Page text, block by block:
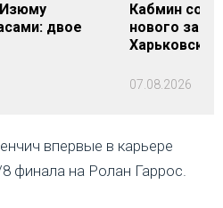
Изюму
двое
Кабмин
нового
07.08.2026
впервые в карьере
финала на Ролан Гаррос.